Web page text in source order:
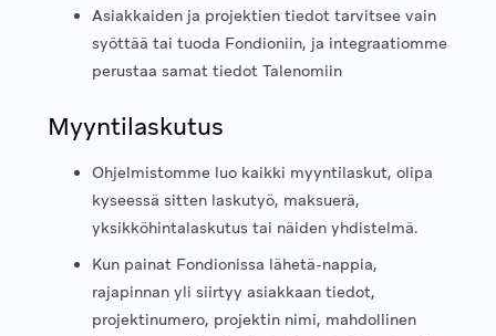
Asiakkaiden ja projektien tiedot tarvitsee vain
syöttää tai tuoda Fondioniin, ja integraatiomme
perustaa samat tiedot Talenomiin
Myyntilaskutus
Ohjelmistomme luo kaikki myyntilaskut, olipa
kyseessä sitten laskutyö, maksuerä,
yksikköhintalaskutus tai näiden yhdistelmä.
Kun painat Fondionissa lähetä-nappia,
rajapinnan yli siirtyy asiakkaan tiedot,
projektinumero, projektin nimi, mahdollinen